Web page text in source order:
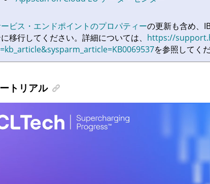
ビス・エンドポイントのプロパティーの更新も含め、
移行してください。詳細については、 https://
を参照してくだ
トリアル